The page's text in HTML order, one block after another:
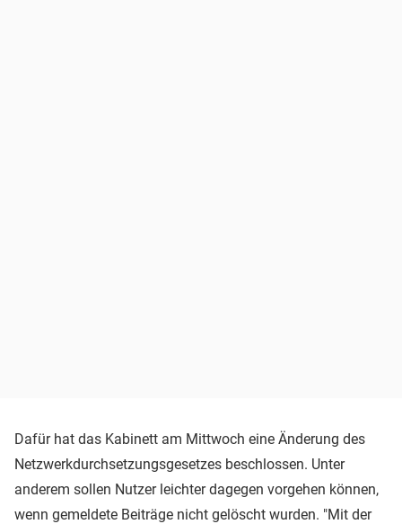
Dafür hat das Kabinett am Mittwoch eine Änderung des
Netzwerkdurchsetzungsgesetzes beschlossen. Unter
anderem sollen Nutzer leichter dagegen vorgehen können,
wenn gemeldete Beiträge nicht gelöscht wurden. "Mit der